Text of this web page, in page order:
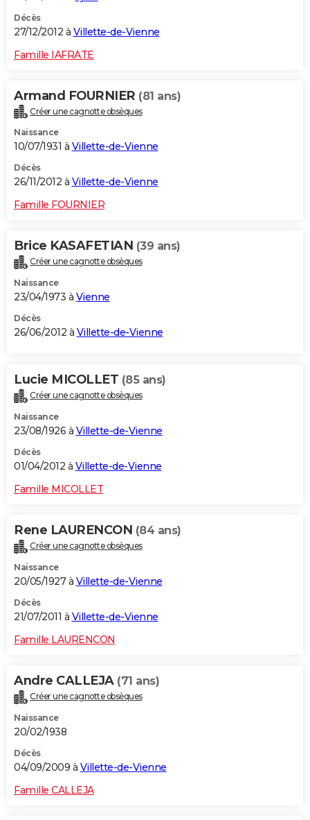
Décès
27/12/2012 à Villette-de-Vienne
Famille IAFRATE
Armand FOURNIER (81 ans)
Créer une cagnotte obsèques
Naissance
10/07/1931 à Villette-de-Vienne
Décès
26/11/2012 à Villette-de-Vienne
Famille FOURNIER
Brice KASAFETIAN (39 ans)
Créer une cagnotte obsèques
Naissance
23/04/1973 à Vienne
Décès
26/06/2012 à Villette-de-Vienne
Lucie MICOLLET (85 ans)
Créer une cagnotte obsèques
Naissance
23/08/1926 à Villette-de-Vienne
Décès
01/04/2012 à Villette-de-Vienne
Famille MICOLLET
Rene LAURENCON (84 ans)
Créer une cagnotte obsèques
Naissance
20/05/1927 à Villette-de-Vienne
Décès
21/07/2011 à Villette-de-Vienne
Famille LAURENCON
Andre CALLEJA (71 ans)
Créer une cagnotte obsèques
Naissance
20/02/1938
Décès
04/09/2009 à Villette-de-Vienne
Famille CALLEJA